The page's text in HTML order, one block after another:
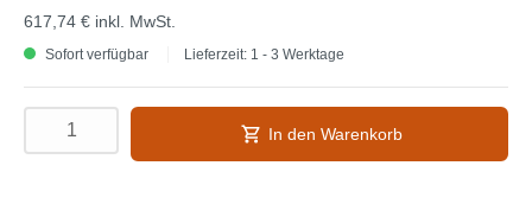
617,74 € inkl. MwSt.
Sofort verfügbar Lieferzeit: 1 - 3 Werktage
In den Warenkorb